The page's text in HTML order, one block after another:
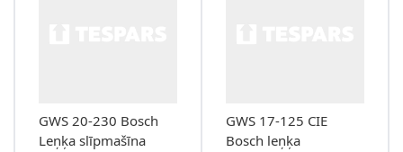
GWS 20-230 Bosch
Leņķa slīpmašīna
GWS 17-125 CIE
Bosch leņķa